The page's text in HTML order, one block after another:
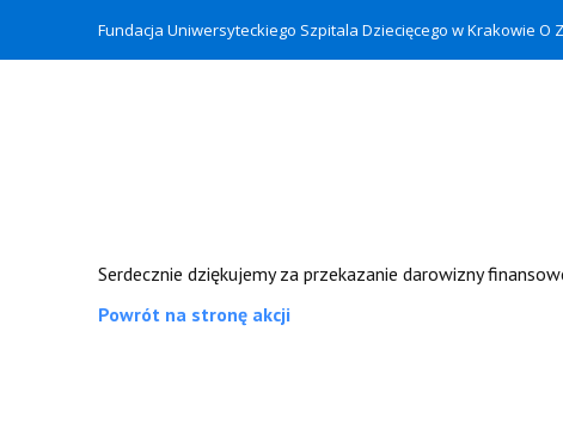
Fundacja Uniwersyteckiego Szpitala Dziecięcego w Krakowie O
Serdecznie dziękujemy za przekazanie darowizny
Powrót na stronę akcji